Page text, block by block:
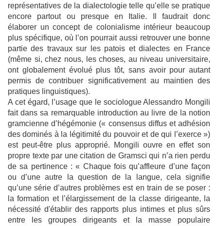
représentatives de la dialectologie telle qu’elle se pratique
encore partout ou presque en Italie. Il faudrait donc
élaborer un concept de colonialisme intérieur beaucoup
plus spécifique, où l’on pourrait aussi retrouver une bonne
partie des travaux sur les patois et dialectes en France
(même si, chez nous, les choses, au niveau universitaire,
ont globalement évolué plus tôt, sans avoir pour autant
permis de contribuer significativement au maintien des
pratiques linguistiques).
A cet égard, l’usage que le sociologue Alessandro Mongili
fait dans sa remarquable introduction au livre de la notion
gramcienne d’hégémonie (« consensus diffus et adhésion
des dominés à la légitimité du pouvoir et de qui l’exerce »)
est peut-être plus approprié. Mongili ouvre en effet son
propre texte par une citation de Gramsci qui n’a rien perdu
de sa pertinence : « Chaque fois qu’affleure d’une façon
ou d’une autre la question de la langue, cela signifie
qu’une série d’autres problèmes est en train de se poser :
la formation et l’élargissement de la classe dirigeante, la
nécessité d'établir des rapports plus intimes et plus sûrs
entre les groupes dirigeants et la masse populaire